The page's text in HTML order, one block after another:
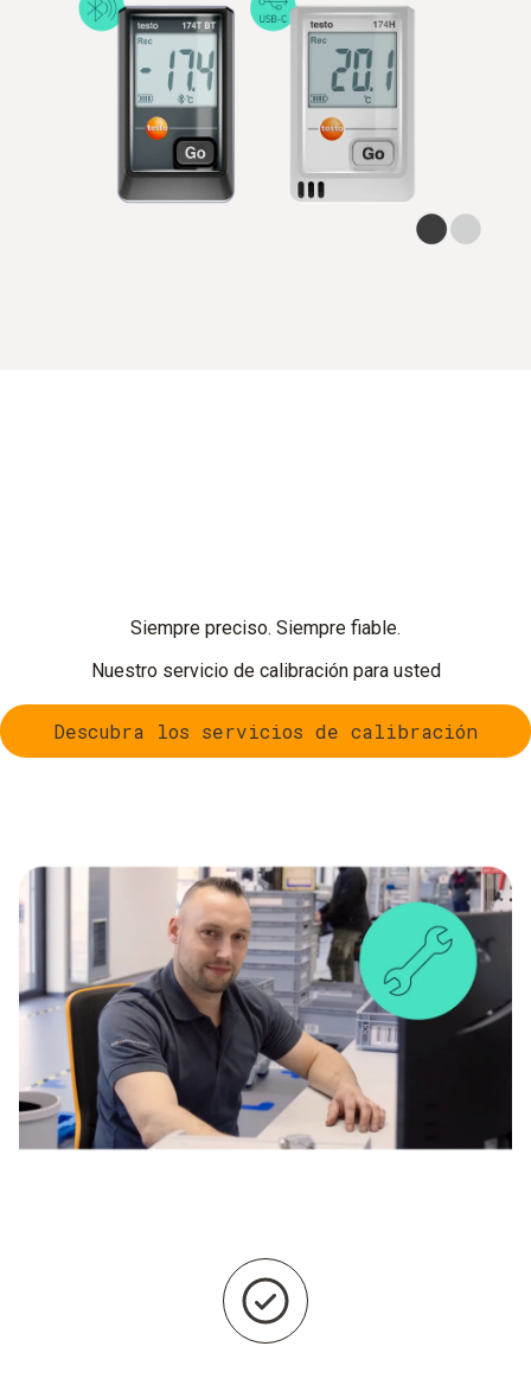
Siempre preciso. Siempre fiable.
Nuestro servicio de calibración para usted
Descubra los servicios de calibración